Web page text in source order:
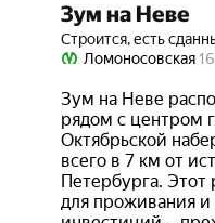
Зум на Неве
Строится, есть
Ломоносовская
Зум на Неве
рядом с центром
Октябрьской
всего в 7 км от
Петербурга.
для проживания